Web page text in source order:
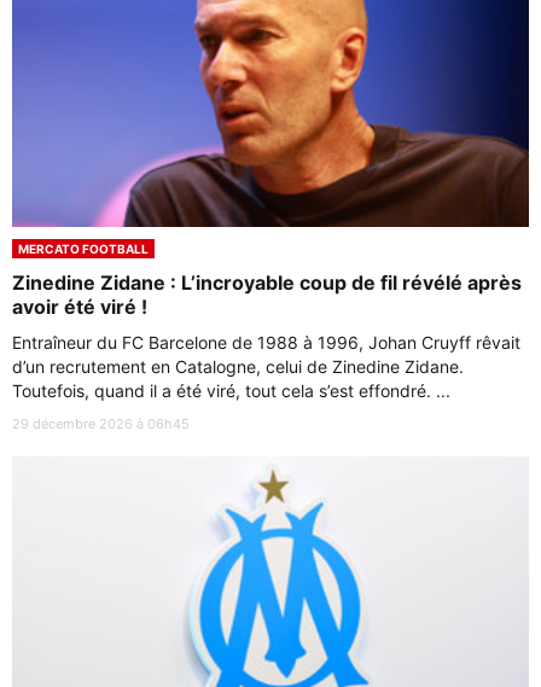
MERCATO FOOTBALL
Zinedine Zidane : L’incroyable coup de fil révélé après
avoir été viré !
Entraîneur du FC Barcelone de 1988 à 1996, Johan Cruyff rêvait
d’un recrutement en Catalogne, celui de Zinedine Zidane.
Toutefois, quand il a été viré, tout cela s’est effondré. ...
29 décembre 2026 à 06h45